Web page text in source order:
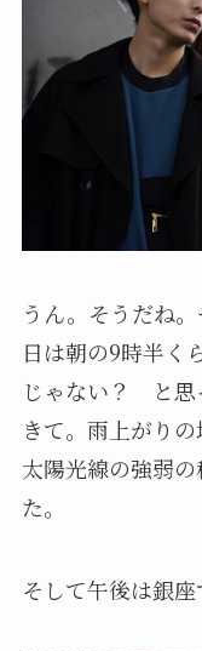
うん。そうだね
日は朝の9時半く
じゃない？ と思
きて。雨上がりの
太陽光線の強弱
た。
そして午後は銀座